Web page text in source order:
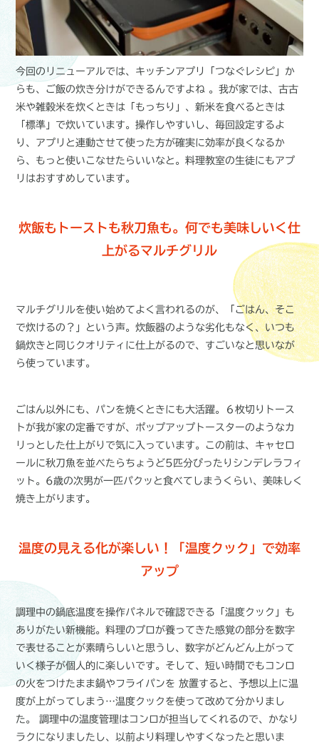
今回のリニューアルでは、キッチンアプリ「つなぐレシピ」か
らも、ご飯の炊き分けができるんですよね 。我が家では、古古
米や雑穀米を炊くときは「もっちり」、新米を食べるときは
「標準」で炊いています。操作しやすいし、毎回設定するよ
り、アプリと連動させて使った方が確実に効率が良くなるか
ら、もっと使いこなせたらいいなと。料理教室の生徒にもアプ
リはおすすめしています。
炊飯もトーストも秋刀魚も。何でも美味しいく仕
上がるマルチグリル
マルチグリルを使い始めてよく言われるのが、「ごはん、そこ
で炊けるの？」という声。炊飯器のような劣化もなく、いつも
鍋炊きと同じクオリティに仕上がるので、すごいなと思いなが
ら使っています。
ごはん以外にも、パンを焼くときにも大活躍。６枚切りトース
トが我が家の定番ですが、ポップアップトースターのようなカ
リっとした仕上がりで気に入っています。この前は、キャセロ
ールに秋刀魚を並べたらちょうど5匹分ぴったりシンデレラフィ
ット。6歳の次男が一匹パクッと食べてしまうくらい、美味しく
焼き上がります。
温度の見える化が楽しい！「温度クック」で効率
アップ
調理中の鍋底温度を操作パネルで確認できる「温度クック」も
ありがたい新機能。料理のプロが養ってきた感覚の部分を数字
で表せることが素晴らしいと思うし、数字がどんどん上がって
いく様子が個人的に楽しいです。そして、短い時間でもコンロ
の火をつけたまま鍋やフライパンを 放置すると、予想以上に温
度が上がってしまう…温度クックを使って改めて分かりまし
た。 調理中の温度管理はコンロが担当してくれるので、かなり
ラクになりましたし、以前より料理しやすくなったと思いま